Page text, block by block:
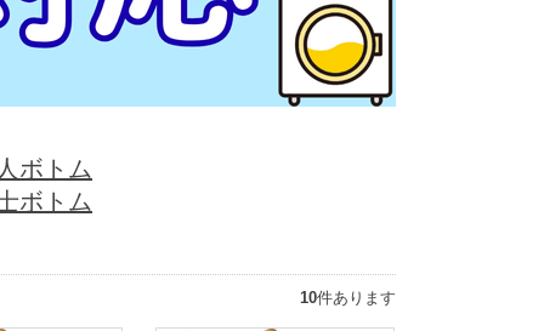
ボトム
ボトム
10件あります